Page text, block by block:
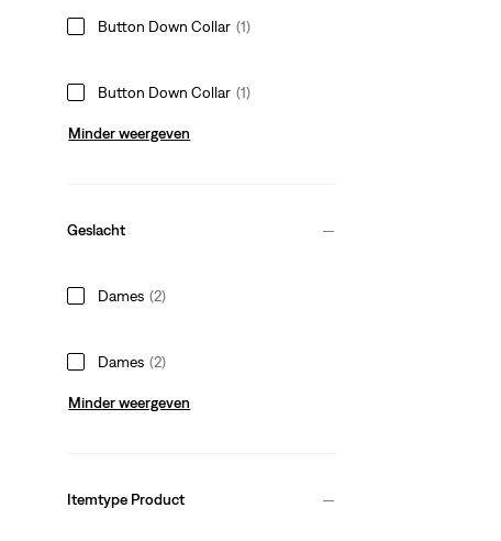
Button Down Collar (1)
Button Down Collar (1)
Minder weergeven
Geslacht
Dames (2)
Dames (2)
Minder weergeven
Itemtype Product